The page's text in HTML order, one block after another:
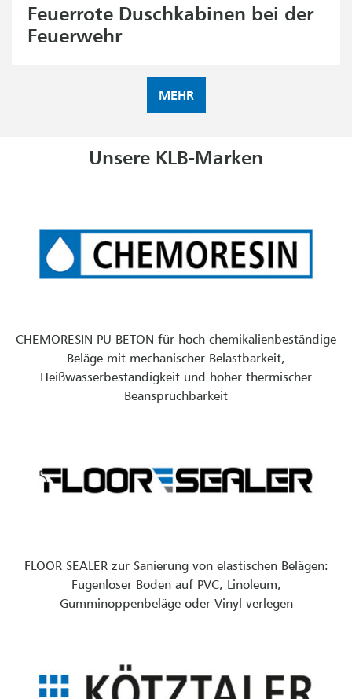
Feuerrote Duschkabinen bei der
Feuerwehr
MEHR
Unsere KLB-Marken
CHEMORESIN PU-BETON für hoch chemikalienbeständige
Beläge mit mechanischer Belastbarkeit,
Heißwasserbeständigkeit und hoher thermischer
Beanspruchbarkeit
FLOOR SEALER zur Sanierung von elastischen Belägen:
Fugenloser Boden auf PVC, Linoleum,
Gumminoppenbeläge oder Vinyl verlegen